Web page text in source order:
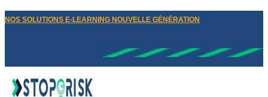
NOS SOLUTIONS E-LEARNING NOUVELLE GÉNÉRATION